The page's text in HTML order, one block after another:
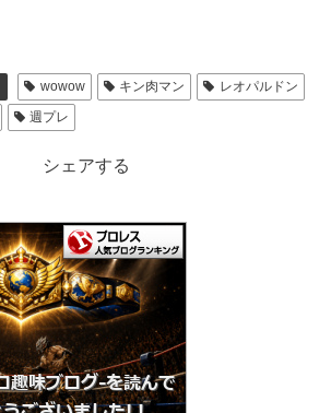
wowow キン肉マン
レオパルドン
週プレ
シェアする